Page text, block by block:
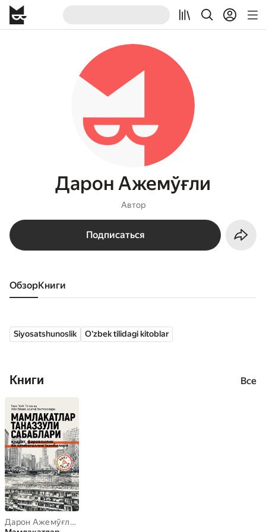
Дарон Ажемўғли
Автор
Подписаться
Обзор книги
Siyosatshunoslik O'zbek tilidagi kitoblar
Книги Все
Дарон Ажемўғли,